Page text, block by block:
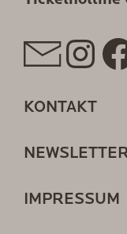
KONTAKT
IMPRESSUM